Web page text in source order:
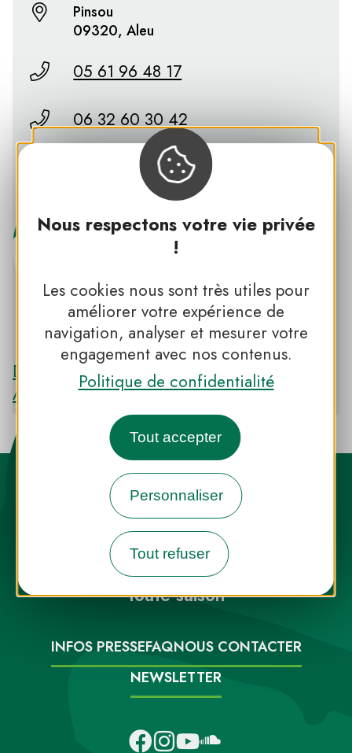
Nous respectons votre vie privée
!
Les cookies nous sont très utiles pour
améliorer votre expérience de
navigation, analyser et mesurer votre
engagement avec nos contenus.
Politique de confidentialité
Tout accepter
Personnaliser
Tout refuser
Pinsou
09320, Aleu
05 61 96 48 17
06 32 60 30 42
PNR DES PYRÉNÉES ARIÉGEOISES
Découvrir le PNR DES PYRÉNÉES
ARIÉGEOISES
Destination Parcs, de l’inspiration en
toute saison
INFOS PRESSEFAQNOUS CONTACTER
NEWSLETTER